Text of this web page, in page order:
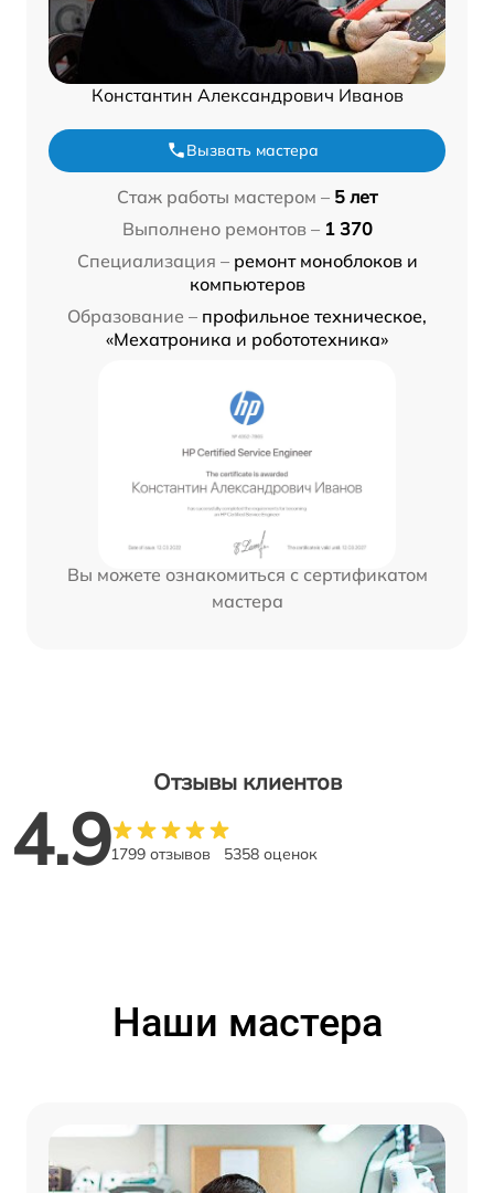
Константин Александрович Иванов
Вызвать мастера
Стаж работы мастером – 5 лет
Выполнено ремонтов – 1 370
Специализация – ремонт моноблоков и
компьютеров
Образование – профильное техническое,
«Мехатроника и робототехника»
Вы можете ознакомиться с сертификатом
мастера
Отзывы клиентов
4.91799 отзывов 5358 оценок
Наши мастера